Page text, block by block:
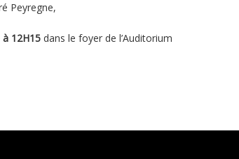
Peyregne,
à 12H15 dans le foyer de l’Auditorium